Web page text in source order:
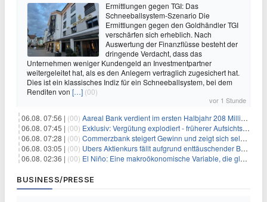
Ermittlungen gegen TGI: Das
Schneeballsystem-Szenario Die
Ermittlungen gegen den Goldhändler TGI
verschärfen sich erheblich. Nach
Auswertung der Finanzflüsse besteht der
dringende Verdacht, dass das
Unternehmen weniger Kundengeld an Investmentpartner
weitergeleitet hat, als es den Anlegern vertraglich zugesichert hat.
Dies ist ein klassisches Indiz für ein Schneeballsystem, bei dem
Renditen von […] (00)
vor 1 Stunde
06.08. 07:56 | (00) Aareal Bank verdient im ersten Halbjahr 208 Millionen Euro
06.08. 07:45 | (00) Exklusiv: Vergütung explodiert - früherer Aufsichtsratschef gibt aus Protest Ehrentitel ab
06.08. 07:28 | (00) Commerzbank steigert Gewinn und zeigt sich selbstbewusst gegenüber Unicredit
06.08. 03:05 | (00) Ubers Aktienkurs fällt aufgrund enttäuschender Buchungsprognose
06.08. 02:36 | (00) El Niño: Eine makroökonomische Variable, die globale Wirtschaftslandschaften umgestaltet
BUSINESS/PRESSE